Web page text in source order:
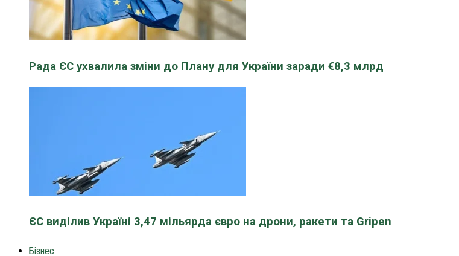
Рада ЄС ухвалила зміни до Плану для України заради €8,3 млрд
ЄС виділив Україні 3,47 мільярда євро на дрони, ракети та Gripen
Бізнес